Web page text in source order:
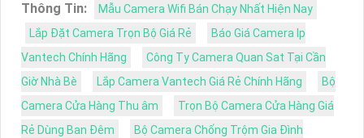
Thông Tin:
Mẫu Camera Wifi Bán Chạy Nhất Hiện Nay
Lắp Đặt Camera Trọn Bộ Giá Rẻ
Báo Giá Camera Ip
Vantech Chính Hãng
Công Ty Camera Quan Sat Tại Cần
Giờ Nhà Bè
Lắp Camera Vantech Giá Rẻ Chính Hãng
Bộ
Camera Cửa Hàng Thu âm
Trọn Bộ Camera Cửa Hàng Giá
Rẻ Dùng Ban Đêm
Bộ Camera Chống Trộm Gia Đình